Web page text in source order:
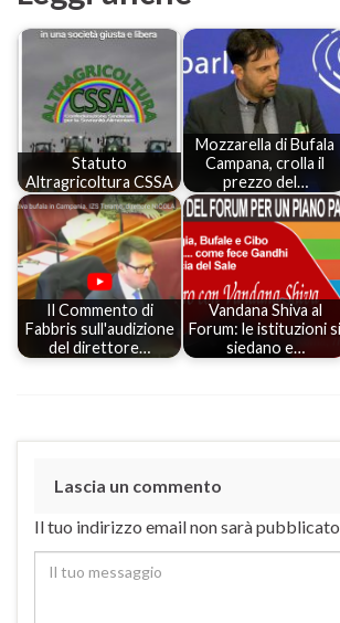
Statuto
Altragricoltura CSSA
Mozzarella di Bufala
Campana, crolla il
prezzo del…
Il Commento di
Fabbris sull'audizione
del direttore…
Vandana Shiva al
Forum: le istituzioni si
siedano e…
Lascia un commento
Il tuo indirizzo email non sarà